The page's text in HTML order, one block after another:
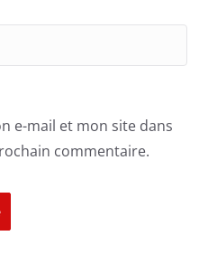
e-mail et mon site dans
commentaire.